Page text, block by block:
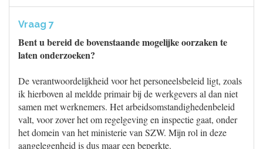
Vraag 7
Bent u bereid de bovenstaande mogelijke oorzaken te
laten onderzoeken?
De verantwoordelijkheid voor het personeelsbeleid ligt, zoals
ik hierboven al meldde primair bij de werkgevers al dan niet
samen met werknemers. Het arbeidsomstandighedenbeleid
valt, voor zover het om regelgeving en inspectie gaat, onder
het domein van het ministerie van SZW. Mijn rol in deze
aangelegenheid is dus maar een beperkte.